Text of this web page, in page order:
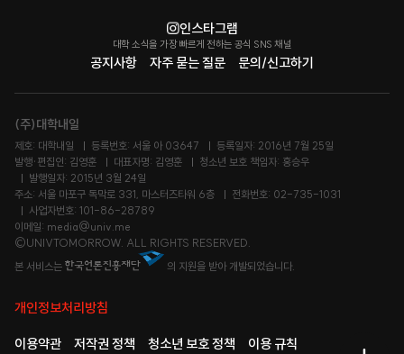
공지사항 자주 묻는 질문 문의/신고하기
인스타그램
대학 소식을 가장 빠르게 전하는 공식 SNS 채널
(주)대학내일
제호: 대학내일 등록번호: 서울 아 03647
등록일자: 2016년 7월 25일
발행·편집인: 김영훈
대표자명: 김영훈
청소년 보호 책임자: 홍승우
발행일자: 2015년 3월 24일
주소: 서울 마포구 독막로 331, 마스터즈타워 6층
전화번호: 02-735-1031
사업자번호: 101-86-28789
이메일: media@univ.me
©UNIVTOMORROW. ALL RIGHTS RESERVED.
본 서비스는
의 지원을 받아 개발되었습니다.
개인정보처리방침
이용약관 저작권 정책 청소년 보호 정책 이용 규칙